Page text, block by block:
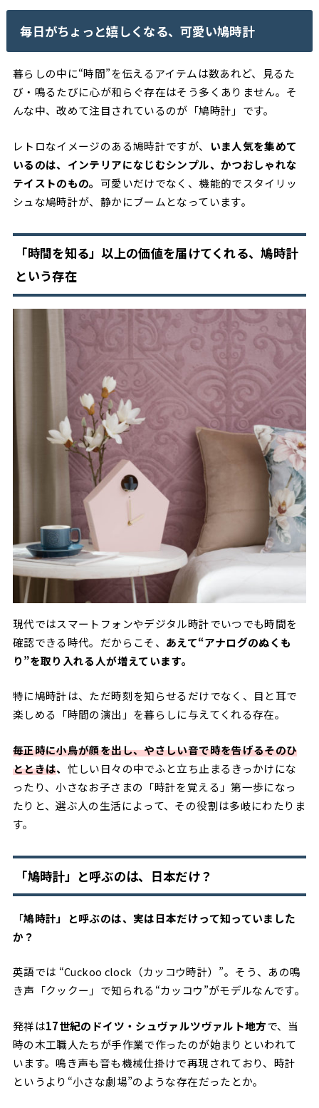
毎日がちょっと嬉しくなる、可愛い鳩時計
暮らしの中に“時間”を伝えるアイテムは数あれど、見るた
び・鳴るたびに心が和らぐ存在はそう多くありません。そ
んな中、改めて注目されているのが「鳩時計」です。
レトロなイメージのある鳩時計ですが、
いま人気を集めて
いるのは、インテリアになじむシンプル、かつおしゃれな
テイストのもの。 可愛いだけでなく、機能的でスタイリッ
シュな鳩時計が、静かにブームとなっています。
「時間を知る」以上の価値を届けてくれる、鳩時計
という存在
現代ではスマートフォンやデジタル時計でいつでも時間を
確認できる時代。だからこそ、 あえて“アナログのぬくも
り”を取り入れる人が増えています。
特に鳩時計は、ただ時刻を知らせるだけでなく、目と耳で
楽しめる「時間の演出」を暮らしに与えてくれる存在。
毎正時に小鳥が顔を出し、やさしい音で時を告げるそのひ
とときは、 忙しい日々の中でふと立ち止まるきっかけにな
ったり、小さなお子さまの「時計を覚える」第一歩になっ
たりと、選ぶ人の生活によって、その役割は多岐にわたりま
す。
「鳩時計」と呼ぶのは、日本だけ？
「鳩時計」と呼ぶのは、実は日本だけって知っていました
か？
英語では “Cuckoo clock（カッコウ時計）”。そう、あの鳴
き声「クックー」で知られる“カッコウ”がモデルなんです。
発祥は17世紀のドイツ・シュヴァルツヴァルト地方で、当
時の木工職人たちが手作業で作ったのが始まりといわれて
います。鳴き声も音も機械仕掛けで再現されており、時計
というより“小さな劇場”のような存在だったとか。